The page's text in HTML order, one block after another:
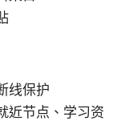
线保护
近节点、学习资